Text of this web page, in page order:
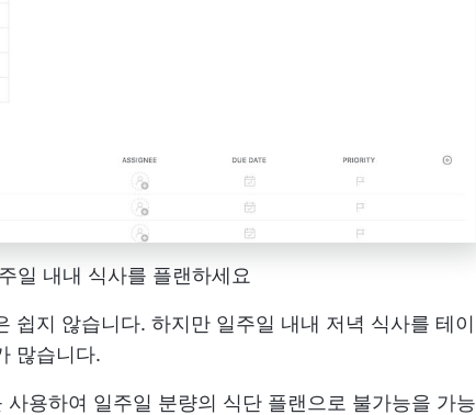
일 내내 식사를 플랜하세요
쉽지 않습니다. 하지만 일주일 내내 저녁 식사를 테이
많습니다.
사용하여 일주일 분량의 식단 플랜으로 불가능을 가능